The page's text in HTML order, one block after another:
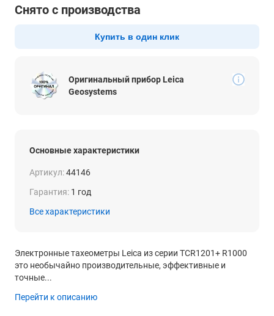
Снято с производства
Купить в один клик
Оригинальный прибор Leica
Geosystems
Основные характеристики
Артикул:44146
Гарантия: 1 год
Все характеристики
Электронные тахеометры Leica из серии TCR1201+ R1000
это необычайно производительные, эффективные и
точные...
Перейти к описанию